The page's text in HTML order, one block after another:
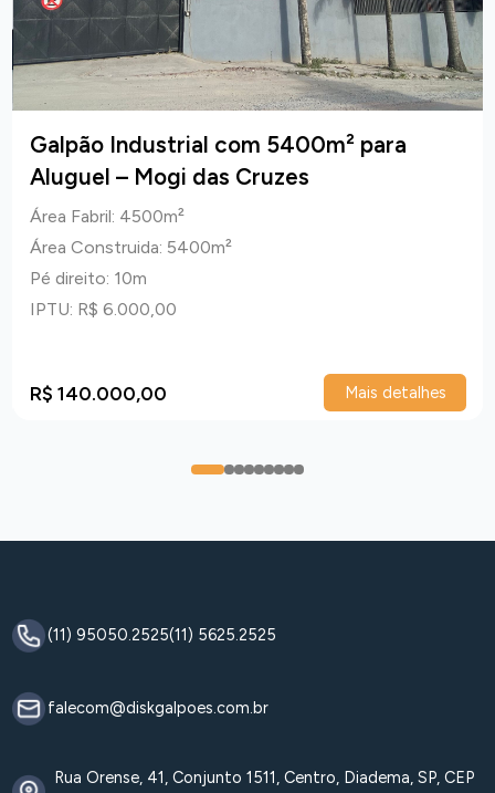
Galpão Industrial com 5400m² para
Aluguel – Mogi das Cruzes
Área Fabril: 4500m²
Área Construida: 5400m²
Pé direito: 10m
IPTU: R$ 6.000,00
R$ 140.000,00 Mais detalhes
0 12345678
(11) 95050.2525(11) 5625.2525
falecom@diskgalpoes.com.br
Rua Orense, 41, Conjunto 1511, Centro, Diadema, SP, CEP